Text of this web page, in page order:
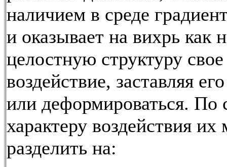
наличием в среде
и оказывает на вихрь как
целостную структуру свое
воздействие, заставляя
или деформироваться. По
характеру воздействия
разделить на: